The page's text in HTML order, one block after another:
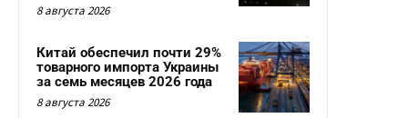
8 августа 2026
Китай обеспечил почти 29%
товарного импорта Украины
за семь месяцев 2026 года
8 августа 2026